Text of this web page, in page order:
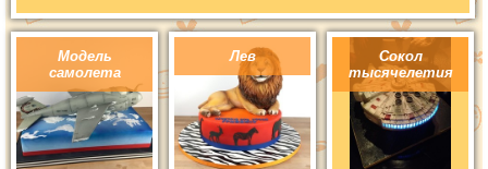
Модель
самолета
Лев
Сокол
тысячелетия